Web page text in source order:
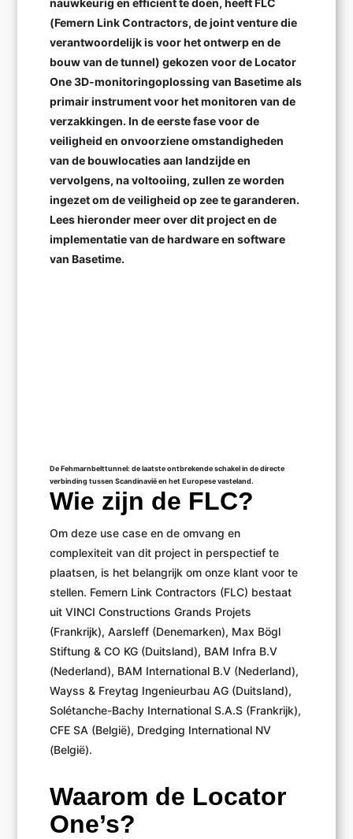
nauwkeurig en efficiënt te doen, heeft FLC
(Femern Link Contractors, de joint venture die
verantwoordelijk is voor het ontwerp en de
bouw van de tunnel) gekozen voor de Locator
One 3D-monitoringoplossing van Basetime als
primair instrument voor het monitoren van de
verzakkingen. In de eerste fase voor de
veiligheid en onvoorziene omstandigheden
van de bouwlocaties aan landzijde en
vervolgens, na voltooiing, zullen ze worden
ingezet om de veiligheid op zee te garanderen.
Lees hieronder meer over dit project en de
implementatie van de hardware en software
van Basetime.
De Fehmarnbelttunnel: de laatste ontbrekende schakel in de directe
verbinding tussen Scandinavië en het Europese vasteland.
Wie zijn de FLC?
Om deze use case en de omvang en
complexiteit van dit project in perspectief te
plaatsen, is het belangrijk om onze klant voor te
stellen. Femern Link Contractors (FLC) bestaat
uit VINCI Constructions Grands Projets
(Frankrijk), Aarsleff (Denemarken), Max Bögl
Stiftung & CO KG (Duitsland), BAM Infra B.V
(Nederland), BAM International B.V (Nederland),
Wayss & Freytag Ingenieurbau AG (Duitsland),
Solétanche-Bachy International S.A.S (Frankrijk),
CFE SA (België), Dredging International NV
(België).
Waarom de Locator
One’s?